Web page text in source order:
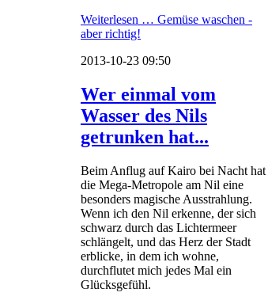
Weiterlesen … Gemüse waschen -
aber richtig!
2013-10-23 09:50
Wer einmal vom
Wasser des Nils
getrunken hat...
Beim Anflug auf Kairo bei Nacht hat
die Mega-Metropole am Nil eine
besonders magische Ausstrahlung.
Wenn ich den Nil erkenne, der sich
schwarz durch das Lichtermeer
schlängelt, und das Herz der Stadt
erblicke, in dem ich wohne,
durchflutet mich jedes Mal ein
Glücksgefühl.